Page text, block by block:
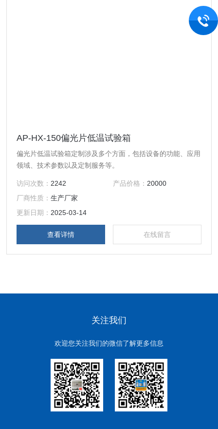
AP-HX-150偏光片低温试验箱
偏光片低温试验箱定制涉及多个方面，包括设备的功能、应用
领域、技术参数以及定制服务等。
访问次数： 2242 产品价格： 20000
厂商性质：生产厂家
更新日期： 2025-03-14
查看详情 在线留言
关注我们
欢迎您关注我们的微信了解更多信息